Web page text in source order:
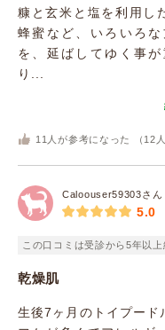
糠と玄米と塩を利用し
蜂蜜など、いろいろ
を、延ばしてゆく事
り...
11 人が参考になった （ 12
Caloouser59303さん
5.0
この口コミは受診から5年以上
乾燥肌
生後7ヶ月のトイプード